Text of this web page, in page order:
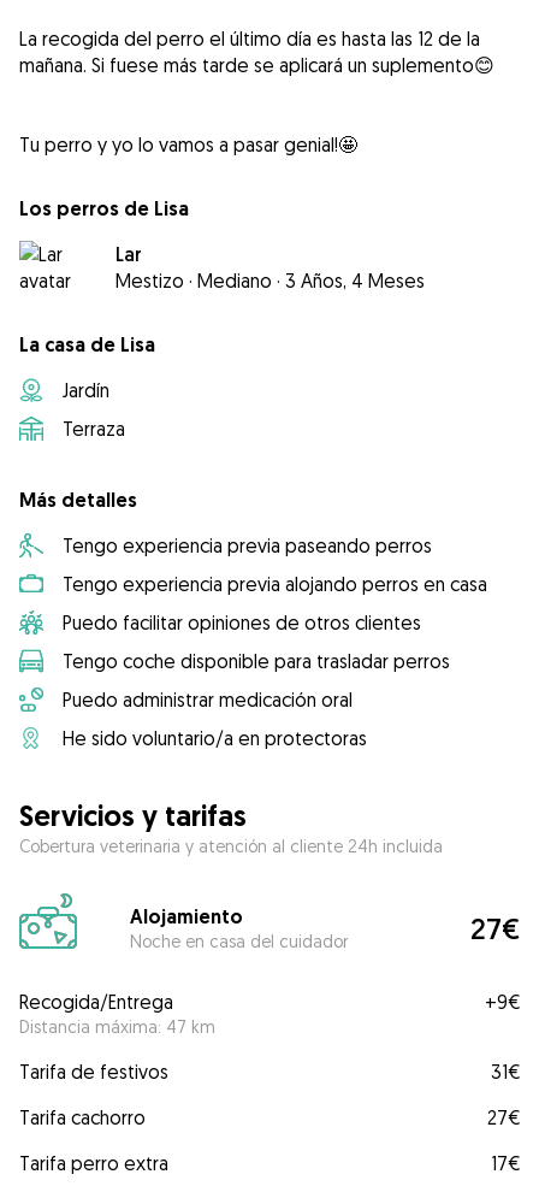
La recogida del perro el último día es hasta las 12 de la
mañana. Si fuese más tarde se aplicará un suplemento😊
Tu perro y yo lo vamos a pasar genial!🤩
Los perros de Lisa
Lar
Mestizo · Mediano · 3 Años, 4 Meses
La casa de Lisa
Jardín
Terraza
Más detalles
Tengo experiencia previa paseando perros
Tengo experiencia previa alojando perros en casa
Puedo facilitar opiniones de otros clientes
Tengo coche disponible para trasladar perros
Puedo administrar medicación oral
He sido voluntario/a en protectoras
Servicios y tarifas
Cobertura veterinaria y atención al cliente 24h incluida
Alojamiento
Noche en casa del cuidador 27€
Recogida/Entrega
Distancia máxima: 47 km
+9€
Tarifa de festivos
31€
Tarifa cachorro
27€
Tarifa perro extra
17€